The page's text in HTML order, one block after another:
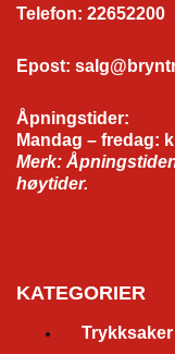
Telefon: 22652200
Epost:
Åpningstider:
Mandag – fredag:
Merk:
høytider.
KATEGORIER
Trykksaker